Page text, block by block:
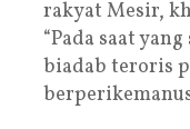
rakyat Mesir,
“Pada saat
biadab teroris